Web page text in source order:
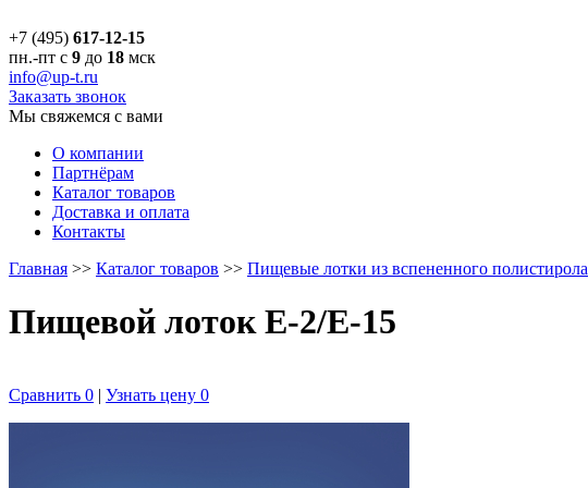
+7 (495) 617-12-15
пн.-пт с 9 до 18 мск
info@up-t.ru
Заказать звонок
Мы свяжемся с вами
О компании
Партнёрам
Каталог товаров
Доставка и оплата
Контакты
Главная >> Каталог товаров >> Пищевые лотки из вспененного полистирола
Пищевой лоток E-2/E-15
Сравнить 0 | Узнать цену 0